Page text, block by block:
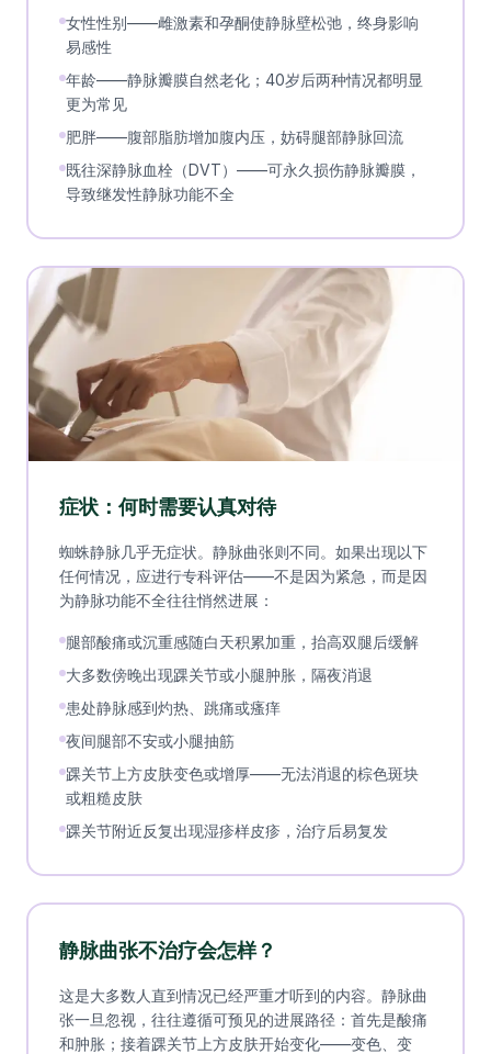
女性性别——雌激素和孕酮使静脉壁松弛，终身影响
易感性
年龄——静脉瓣膜自然老化；40岁后两种情况都明显
更为常见
肥胖——腹部脂肪增加腹内压，妨碍腿部静脉回流
既往深静脉血栓（DVT）——可永久损伤静脉瓣膜，
导致继发性静脉功能不全
症状：何时需要认真对待
蜘蛛静脉几乎无症状。静脉曲张则不同。如果出现以下
任何情况，应进行专科评估——不是因为紧急，而是因
为静脉功能不全往往悄然进展：
腿部酸痛或沉重感随白天积累加重，抬高双腿后缓解
大多数傍晚出现踝关节或小腿肿胀，隔夜消退
患处静脉感到灼热、跳痛或瘙痒
夜间腿部不安或小腿抽筋
踝关节上方皮肤变色或增厚——无法消退的棕色斑块
或粗糙皮肤
踝关节附近反复出现湿疹样皮疹，治疗后易复发
静脉曲张不治疗会怎样？
这是大多数人直到情况已经严重才听到的内容。静脉曲
张一旦忽视，往往遵循可预见的进展路径：首先是酸痛
和肿胀；接着踝关节上方皮肤开始变化——变色、变